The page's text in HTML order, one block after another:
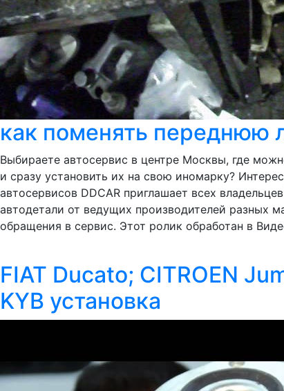
как поменять переднюю
Выбираете автосервис в центре Москвы, где
и сразу установить их на свою иномарку?
автосервисов DDCAR приглашает всех
автодетали от ведущих производителей разных
обращения в сервис. Этот ролик обработан в
FIAT Ducato; CITROEN
KYB установка